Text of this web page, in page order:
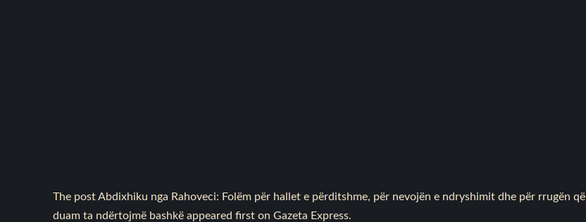
The postAbdixhiku nga Rahoveci: Folëm për hallet e përditshme, për nevojën e ndryshimit dhe për rrugën që
duam ta ndërtojmë bashkë appeared first onGazeta Express.